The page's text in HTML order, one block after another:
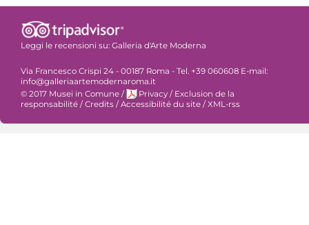
Leggi le recensioni su: Galleria d'Arte Moderna
Via Francesco Crispi 24 - 00187 Roma - Tel. +39 060608 E-mail:
info@galleriaartemodernaroma.it
© 2017 Musei in Comune / Privacy / Exclusion de la
responsabilité /Credits /Accessibilité du site /XML-rss